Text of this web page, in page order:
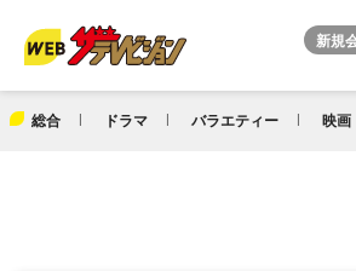
総合 ドラマ バラエティー 映画